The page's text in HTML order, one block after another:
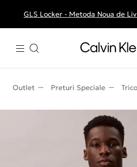
Livrare gratuita la comenzile
GLS Locker - Metoda Noua de
Outlet Preturi Speciale